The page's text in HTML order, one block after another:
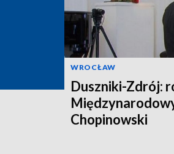
WROCŁAW
Duszniki-Zdrój:
Chopinowski